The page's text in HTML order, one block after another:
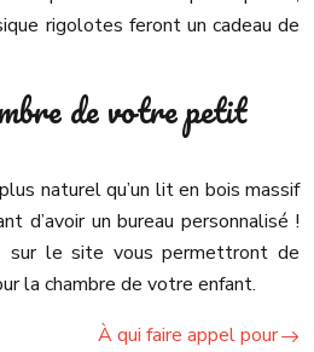
rigolotes feront un cadeau de
de votre petit
naturel qu’un lit en bois massif
d’avoir un bureau personnalisé !
sur le site vous permettront de
la chambre de votre enfant.
À qui faire appel pour